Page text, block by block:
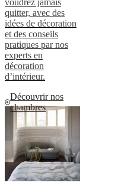
quitter, avec des
idées de décoration
et des conseils
pratiques par nos
experts en
décoration
d’intérieur.
Découvrir nos
chambres